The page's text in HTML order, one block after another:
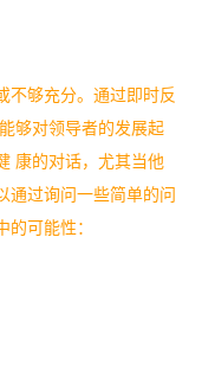
不够充分。通过即时反
够对领导者的发展起
康的对话，尤其当他
通过询问一些简单的问
可能性：